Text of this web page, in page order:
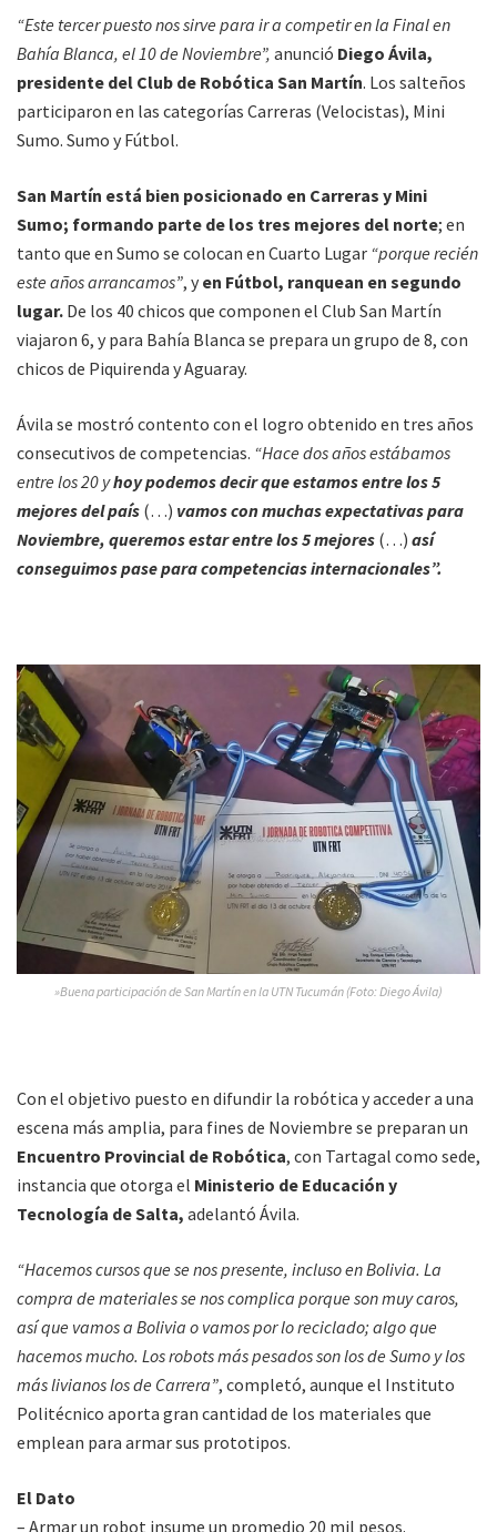
“Este tercer puesto nos sirve para ir a competir en la Final en
Bahía Blanca, el 10 de Noviembre”, anunció Diego Ávila,
presidente del Club de Robótica San Martín. Los salteños
participaron en las categorías Carreras (Velocistas), Mini
Sumo. Sumo y Fútbol.
San Martín está bien posicionado en Carreras y Mini
Sumo; formando parte de los tres mejores del norte; en
tanto que en Sumo se colocan en Cuarto Lugar “porque recién
este años arrancamos”, y en Fútbol, ranquean en segundo
lugar. De los 40 chicos que componen el Club San Martín
viajaron 6, y para Bahía Blanca se prepara un grupo de 8, con
chicos de Piquirenda y Aguaray.
Ávila se mostró contento con el logro obtenido en tres años
consecutivos de competencias. “Hace dos años estábamos
entre los 20 yhoy podemos decir que estamos entre los 5
mejores del país (…) vamos con muchas expectativas para
Noviembre, queremos estar entre los 5 mejores (…) así
conseguimos pase para competencias internacionales”.
»Buena participación de San Martín en la UTN Tucumán (Foto: Diego Ávila)
Con el objetivo puesto en difundir la robótica y acceder a una
escena más amplia, para fines de Noviembre se preparan un
Encuentro Provincial de Robótica, con Tartagal como sede,
instancia que otorga el Ministerio de Educación y
Tecnología de Salta, adelantó Ávila.
“Hacemos cursos que se nos presente, incluso en Bolivia. La
compra de materiales se nos complica porque son muy caros,
así que vamos a Bolivia o vamos por lo reciclado; algo que
hacemos mucho. Los robots más pesados son los de Sumo y los
más livianos los de Carrera”, completó, aunque el Instituto
Politécnico aporta gran cantidad de los materiales que
emplean para armar sus prototipos.
El Dato
– Armar un robot insume un promedio 20 mil pesos.